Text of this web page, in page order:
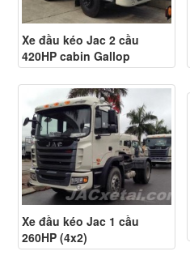
Xe đầu kéo Jac 2 cầu
420HP cabin Gallop
Xe đầu kéo Jac 1 cầu
260HP (4x2)